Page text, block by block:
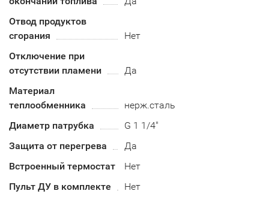
Отвод продуктов
сгорания
Нет
Отключение при
отсутствии пламени
Да
Материал
теплообменника
нерж.сталь
Диаметр патрубка
G 1 1/4"
Защита от перегрева
Да
Встроенный термостат
Нет
Пульт ДУ в комплекте
Нет